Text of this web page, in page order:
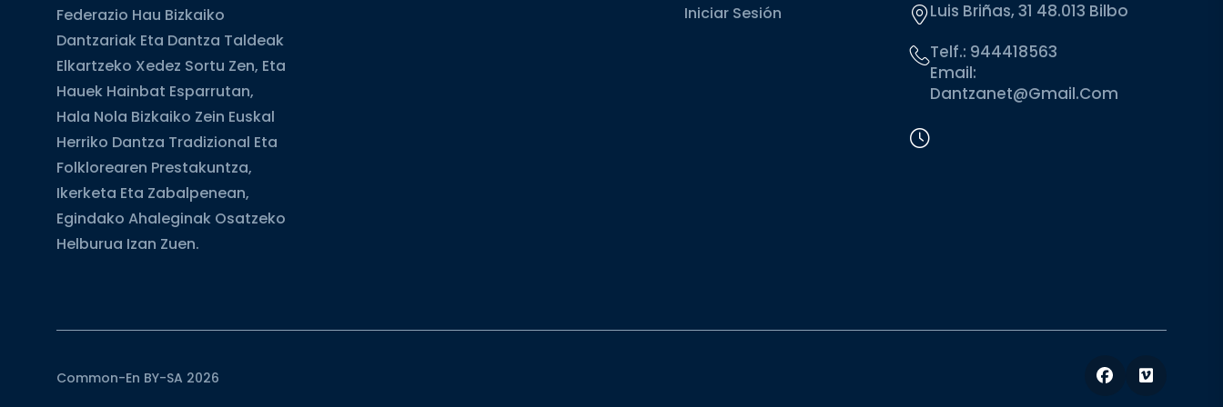
Federazio Hau Bizkaiko
Dantzariak Eta Dantza Taldeak
Elkartzeko Xedez Sortu Zen, Eta
Hauek Hainbat Esparrutan,
Hala Nola Bizkaiko Zein Euskal
Herriko Dantza Tradizional Eta
Folklorearen Prestakuntza,
Ikerketa Eta Zabalpenean,
Egindako Ahaleginak Osatzeko
Helburua Izan Zuen.
Iniciar Sesión
Luis Briñas, 31 48.013 Bilbo
Telf.: 944418563
Email:
Dantzanet@gmail.com
Common-En BY-SA 2026 Facebook
Vimeo